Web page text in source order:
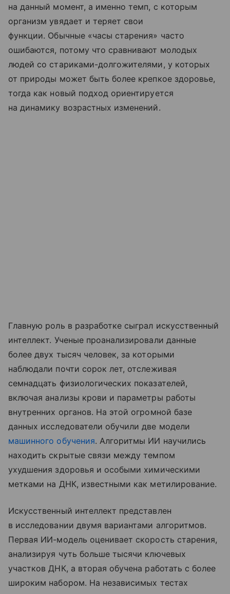
на данный момент, а именно темп, с которым
организм увядает и теряет свои
функции. Обычные «часы старения» часто
ошибаются, потому что сравнивают молодых
людей со стариками-долгожителями, у которых
от природы может быть более крепкое здоровье,
тогда как новый подход ориентируется
на динамику возрастных изменений.
Главную роль в разработке сыграл искусственный
интеллект. Ученые проанализировали данные
более двух тысяч человек, за которыми
наблюдали почти сорок лет, отслеживая
семнадцать физиологических показателей,
включая анализы крови и параметры работы
внутренних органов. На этой огромной базе
данных исследователи обучили две модели
машинного обучения. Алгоритмы ИИ научились
находить скрытые связи между темпом
ухудшения здоровья и особыми химическими
метками на ДНК, известными как метилирование.
Искусственный интеллект представлен
в исследовании двумя вариантами алгоритмов.
Первая ИИ-модель оценивает скорость старения,
анализируя чуть больше тысячи ключевых
участков ДНК, а вторая обучена работать с более
широким набором. На независимых тестах